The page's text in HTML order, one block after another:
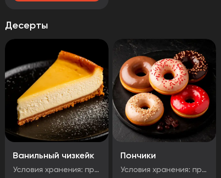
Десерты
Ванильный чизкейк
Условия хранения: при температуре от минус -18°C до 0°C Срок годности: 48 часов Т.У 10.71. 11-001-48751922-2017 Рукомендуется употребить сразу после вскрытия упаковки Без ГМО
Пончики
Условия хранения: при температуре от минус -18°C до 0°C Срок годности: 48 часов Т.У 10.71. 11-001-48751922-2017 Рукомендуется употребить сразу после вскрытия упаковки Без ГМО